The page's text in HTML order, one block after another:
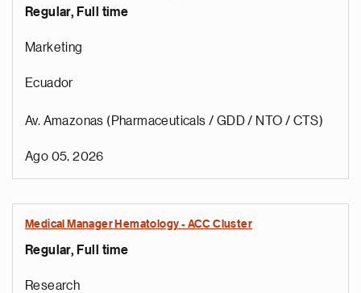
Regular, Full time
Marketing
Ecuador
Av. Amazonas (Pharmaceuticals / GDD / NTO / CTS)
Ago 05, 2026
Medical Manager Hematology - ACC Cluster
Regular, Full time
Research